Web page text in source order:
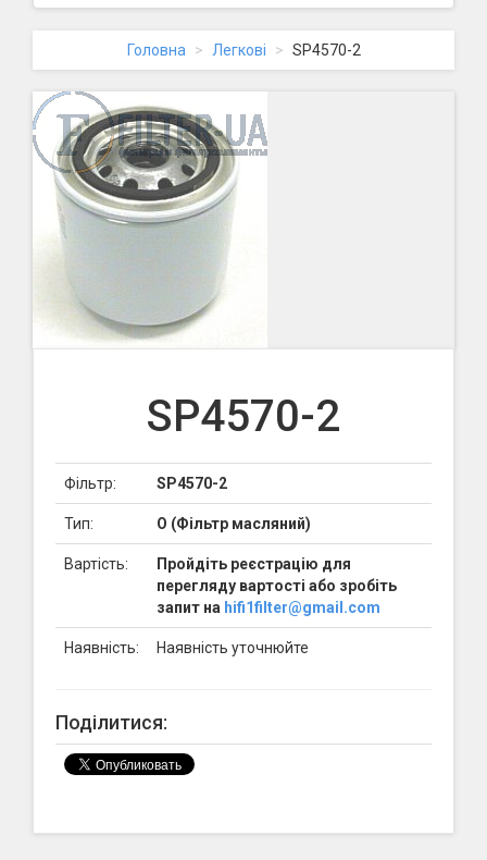
Головна Легкові SP4570-2
SP4570-2
Фільтр: SP4570-2
Тип: O (Фільтр масляний)
Вартість:
Пройдіть реєстрацію для
перегляду вартості або зробіть
запит на hifi1filter@gmail.com
Наявність: Наявність уточнюйте
Поділитися: